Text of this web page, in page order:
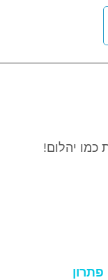
כמו יהלום!